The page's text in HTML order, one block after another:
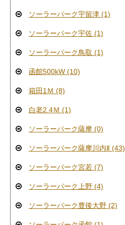
ソーラーパーク宇留津 (1)
ソーラーパーク宇佐 (1)
ソーラーパーク鳥取 (1)
函館500kW (10)
箱田1Ｍ (8)
白老2.4Ｍ (1)
ソーラーパーク薩摩 (0)
ソーラーパーク薩摩川内Ⅱ (43)
ソーラーパーク宮若 (7)
ソーラーパーク上野 (4)
ソーラーパーク豊後大野 (2)